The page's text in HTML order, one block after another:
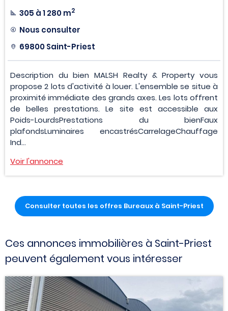
305 à 1 280 m2
Nous consulter
69800 Saint-Priest
Description du bien MALSH Realty & Property vous
propose 2 lots d'activité à louer. L'ensemble se situe à
proximité immédiate des grands axes. Les lots offrent
de belles prestations. Le site est accessible aux
Poids-LourdsPrestations du bienFaux
plafondsLuminaires encastrésCarrelageChauffage
Ind...
Voir l'annonce
Consulter toutes les offres Bureaux à Saint-Priest
Ces annonces immobilières à Saint-Priest
peuvent également vous intéresser